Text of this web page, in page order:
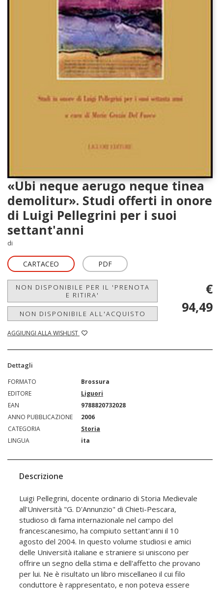
«Ubi neque aerugo neque tinea
demolitur». Studi offerti in onore
di Luigi Pellegrini per i suoi
settant'anni
di
CARTACEO PDF
NON DISPONIBILE PER IL 'PRENOTA
E RITIRA'
NON DISPONIBILE ALL'ACQUISTO
AGGIUNGI ALLA WISHLIST
€
94,49
Dettagli
FORMATO
Brossura
EDITORE
Liguori
EAN
9788820732028
ANNO PUBBLICAZIONE
2006
CATEGORIA
Storia
LINGUA
ita
Descrizione
Luigi Pellegrini, docente ordinario di Storia Medievale
all'Università "G. D'Annunzio" di Chieti-Pescara,
studioso di fama internazionale nel campo del
francescanesimo, ha compiuto settant'anni il 10
agosto del 2004. In questo volume studiosi e amici
delle Università italiane e straniere si uniscono per
offrire un segno della stima e dell'affetto che provano
per lui. Ne è risultato un libro miscellaneo il cui filo
conduttore è rappresentato, e non poteva essere